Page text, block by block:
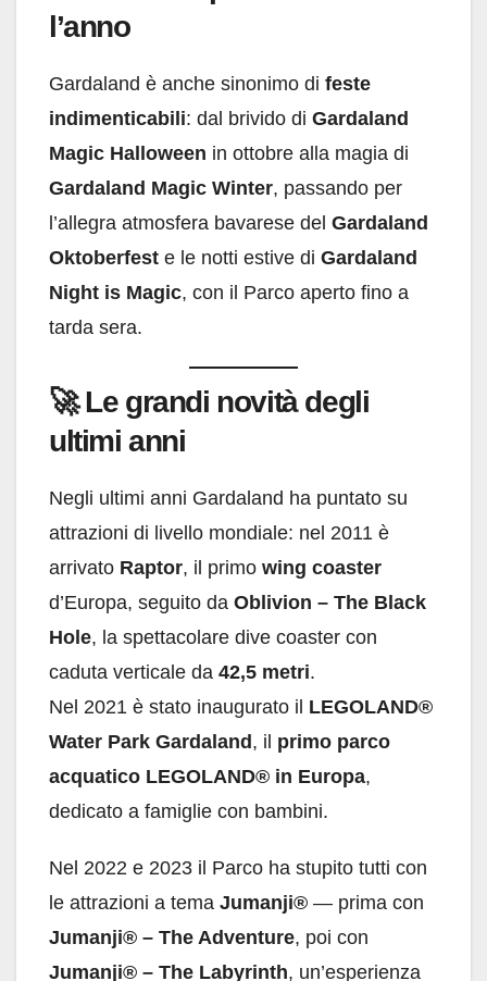
l’anno
Gardaland è anche sinonimo di feste
indimenticabili: dal brivido di Gardaland
Magic Halloween in ottobre alla magia di
Gardaland Magic Winter, passando per
l’allegra atmosfera bavarese del Gardaland
Oktoberfest e le notti estive di Gardaland
Night is Magic, con il Parco aperto fino a
tarda sera.
🚀Le grandi novità degli
ultimi anni
Negli ultimi anni Gardaland ha puntato su
attrazioni di livello mondiale: nel 2011 è
arrivato Raptor, il primo wing coaster
d’Europa, seguito da Oblivion – The Black
Hole, la spettacolare dive coaster con
caduta verticale da 42,5 metri.
Nel 2021 è stato inaugurato il LEGOLAND®
Water Park Gardaland, il primo parco
acquatico LEGOLAND® in Europa,
dedicato a famiglie con bambini.
Nel 2022 e 2023 il Parco ha stupito tutti con
le attrazioni a tema Jumanji® — prima con
Jumanji® – The Adventure, poi con
Jumanji® – The Labyrinth, un’esperienza